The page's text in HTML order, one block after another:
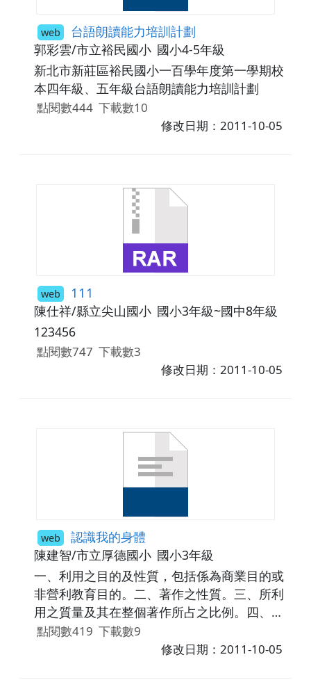
web 台語朗讀能力培訓計劃
郭彩雲/市立裕民國小 國小4-5年級
新北市新莊區裕民國小一百學年度第一學期校
本四年級、五年級台語朗讀能力培訓計劃
點閱數444 下載數10
修改日期：2011-10-05
web 111
陳仕祥/縣立尖山國小 國小3年級~國中8年級
123456
點閱數747 下載數3
修改日期：2011-10-05
web 認識我的身體
陳建智/市立厚德國小 國小3年級
一、利用之目的及性質，包括係為商業目的或
非營利教育目的。二、著作之性質。三、所利
用之質量及其在整個著作所占之比例。四、利
用結果對著作潛在市場與現在價值之影響。
點閱數419 下載數9
修改日期：2011-10-05